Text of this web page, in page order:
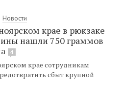
Новости
крае в рюкзаке
нашли 750 граммов
4
крае сотрудникам
сбыт крупной